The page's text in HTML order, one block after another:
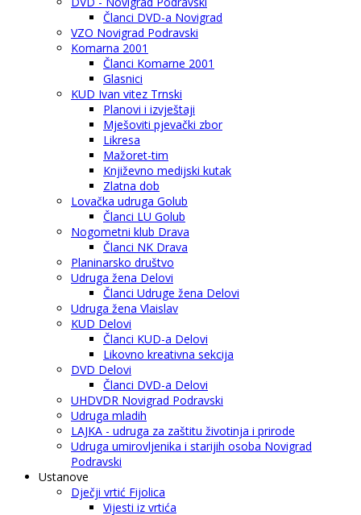
Članci DVD-a Novigrad
VZO Novigrad Podravski
Komarna 2001
Članci Komarne 2001
Glasnici
KUD Ivan vitez Trnski
Planovi i izvještaji
Mješoviti pjevački zbor
Likresa
Mažoret-tim
Književno medijski kutak
Zlatna dob
Lovačka udruga Golub
Članci LU Golub
Nogometni klub Drava
Članci NK Drava
Planinarsko društvo
Udruga žena Delovi
Članci Udruge žena Delovi
Udruga žena Vlaislav
KUD Delovi
Članci KUD-a Delovi
Likovno kreativna sekcija
DVD Delovi
Članci DVD-a Delovi
UHDVDR Novigrad Podravski
Udruga mladih
LAJKA - udruga za zaštitu životinja i prirode
Udruga umirovljenika i starijih osoba Novigrad
Podravski
Ustanove
Dječji vrtić Fijolica
Vijesti iz vrtića